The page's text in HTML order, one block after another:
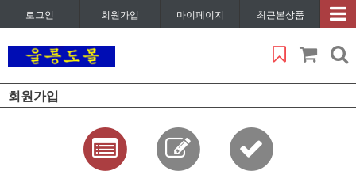
로그인 회원가입 마이페이지 최근본상품
회원가입